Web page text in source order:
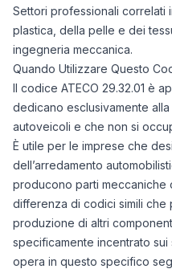
Settori professionali correlati
plastica, della pelle e dei
ingegneria meccanica.
Quando Utilizzare Questo
Il codice ATECO 29.32.01 è
dedicano esclusivamente
autoveicoli e che non si
È utile per le imprese che
dell’arredamento
producono parti meccaniche
differenza di codici simili che
produzione di altri
specificamente incentrato
opera in questo specifico